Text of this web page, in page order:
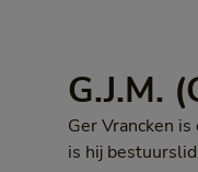
G.J.M.
Ger Vrancken
is hij